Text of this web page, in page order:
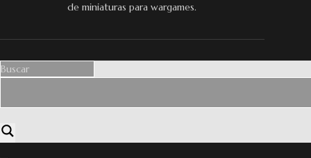
de miniaturas para wargames.